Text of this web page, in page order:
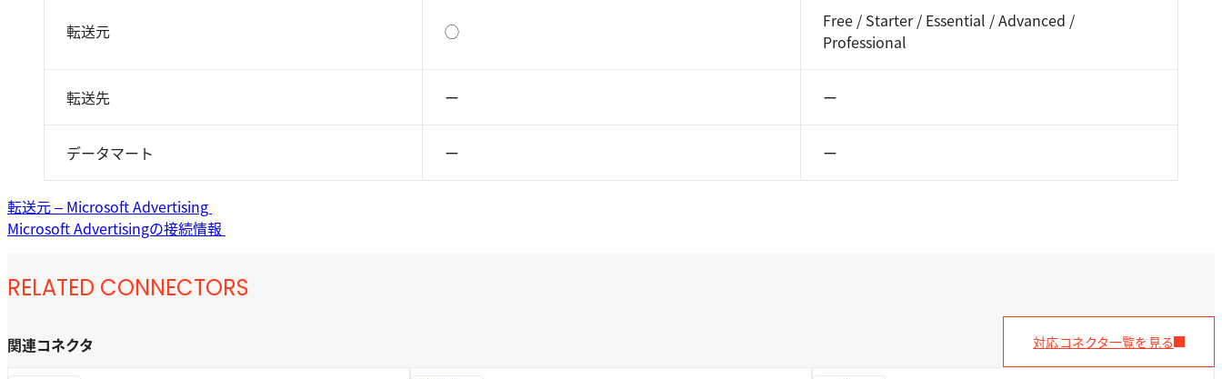
転送元 ◯
Free / Starter / Essential / Advanced /
Professional
転送先 ー ー
データマート ー ー
転送元 – Microsoft Advertising
Microsoft Advertisingの接続情報
RELATED CONNECTORS
関連コネクタ 対応コネクタ一覧を見る